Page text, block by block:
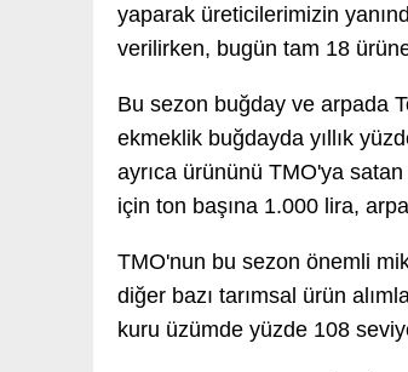
yaparak üreticilerimizin
verilirken, bugün tam 18
Bu sezon buğday ve arpada
ekmeklik buğdayda yıllık
ayrıca ürününü TMO'ya
için ton başına 1.000 lira,
TMO'nun bu sezon önemli
diğer bazı tarımsal ürün
kuru üzümde yüzde 108